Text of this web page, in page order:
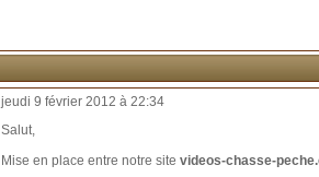
jeudi 9 février 2012 à 22:34
Salut,
Mise en place entre notre site videos-chasse-